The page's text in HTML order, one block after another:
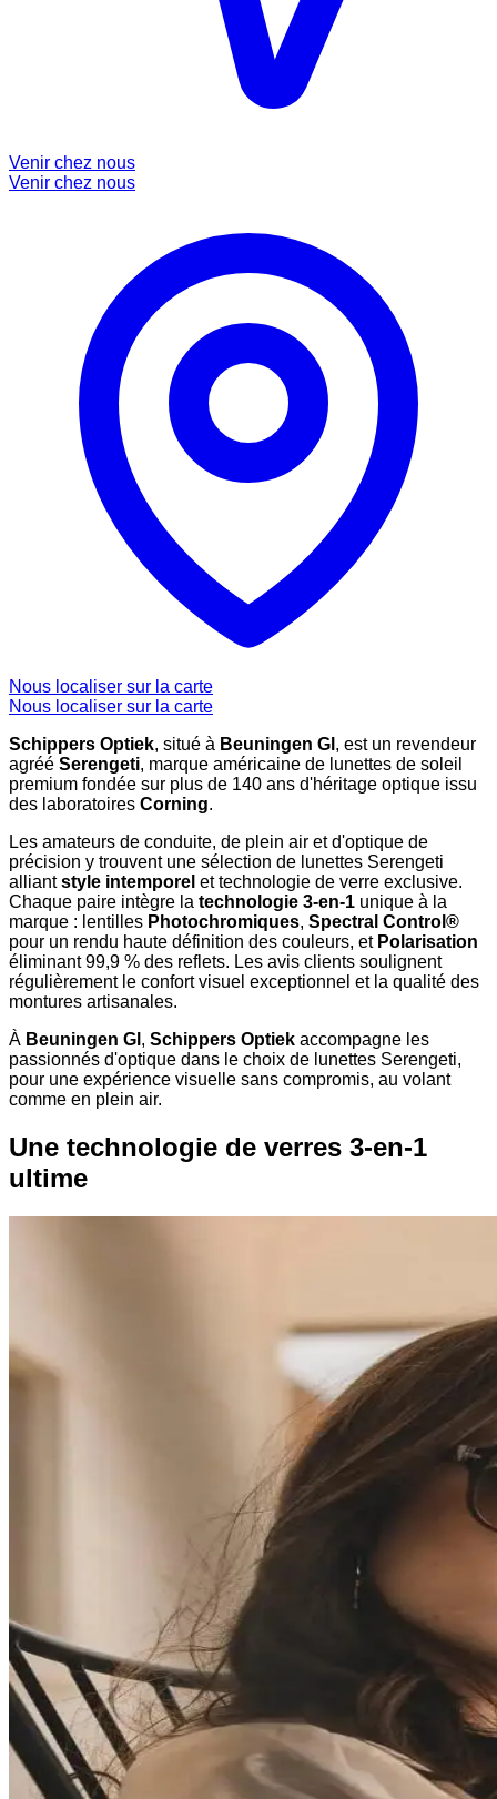
Venir chez nous
Venir chez nous
Nous localiser sur la carte
Nous localiser sur la carte
Schippers Optiek, situé à Beuningen Gl , est un revendeur
agréé Serengeti, marque américaine de lunettes de soleil
premium fondée sur plus de 140 ans d'héritage optique issu
des laboratoires Corning.
Les amateurs de conduite, de plein air et d'optique de
précision y trouvent une sélection de lunettes Serengeti
alliantstyle intemporel et technologie de verre exclusive.
Chaque paire intègre la technologie 3-en-1 unique à la
marque : lentilles Photochromiques, Spectral Control®
pour un rendu haute définition des couleurs, et Polarisation
éliminant 99,9 % des reflets. Les avis clients soulignent
régulièrement le confort visuel exceptionnel et la qualité des
montures artisanales.
À Beuningen Gl , Schippers Optiek accompagne les
passionnés d'optique dans le choix de lunettes Serengeti,
pour une expérience visuelle sans compromis, au volant
comme en plein air.
Une technologie de verres 3-en-1
ultime